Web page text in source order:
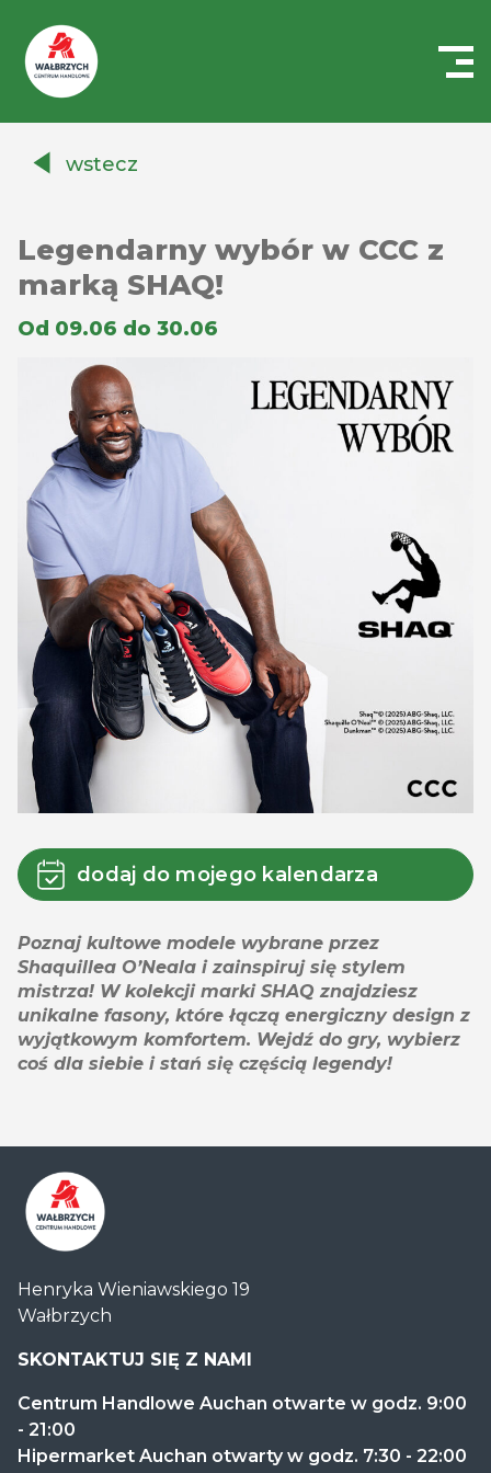
Auchanwstecz
Legendarny wybór w CCC z
marką SHAQ!
Od 09.06 do 30.06
dodaj do mojego kalendarza
Poznaj kultowe modele wybrane przez
Shaquillea O’Neala i zainspiruj się stylem
mistrza! W kolekcji marki SHAQ znajdziesz
unikalne fasony, które łączą energiczny design z
wyjątkowym komfortem. Wejdź do gry, wybierz
coś dla siebie i stań się częścią legendy!
Handlowe
Auchan
Wałbrzych
Henryka Wieniawskiego 19
Wałbrzych
SKONTAKTUJ SIĘ Z NAMI
Centrum Handlowe Auchan otwarte w godz. 9:00
- 21:00
Hipermarket Auchan otwarty w godz. 7:30 - 22:00